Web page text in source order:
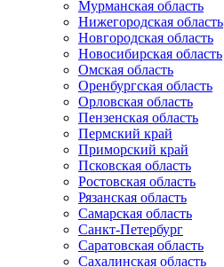
Мурманская область
Нижегородская область
Новгородская область
Новосибирская область
Омская область
Оренбургская область
Орловская область
Пензенская область
Пермский край
Приморский край
Псковская область
Ростовская область
Рязанская область
Самарская область
Санкт-Петербург
Саратовская область
Сахалинская область